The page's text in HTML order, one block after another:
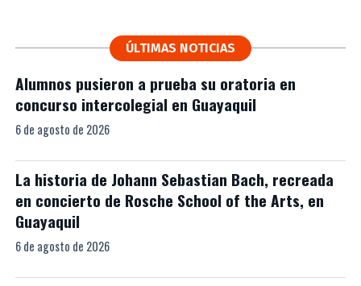
ÚLTIMAS NOTICIAS
Alumnos pusieron a prueba su oratoria en
concurso intercolegial en Guayaquil
6 de agosto de 2026
La historia de Johann Sebastian Bach, recreada
en concierto de Rosche School of the Arts, en
Guayaquil
6 de agosto de 2026